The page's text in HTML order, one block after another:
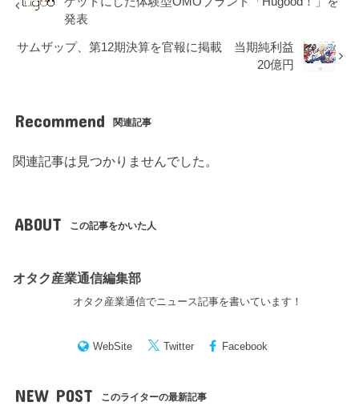
発表
サムザップ、第12期決算を官報に掲載 当期純利益
20億円
Recommend 関連記事
関連記事は見つかりませんでした。
ABOUT この記事をかいた人
オタク産業通信編集部
オタク産業通信でニュース記事を書いています！
WebSite Twitter Facebook
NEW POST このライターの最新記事